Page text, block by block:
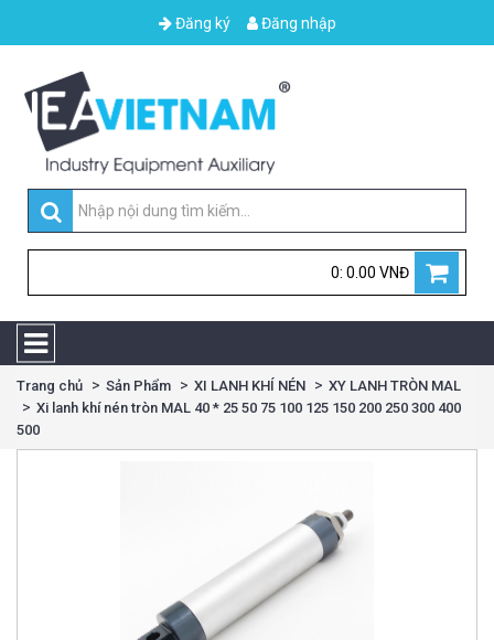
Đăng ký Đăng nhập
0: 0.00 VNĐ
Trang chủ Sản Phẩm XI LANH KHÍ NÉN
XY LANH TRÒN MAL
Xi lanh khí nén tròn MAL 40 * 25 50 75 100 125 150 200 250 300 400
500